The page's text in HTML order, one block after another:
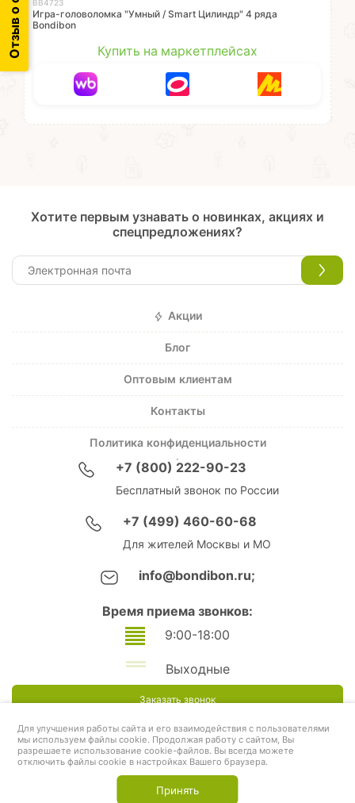
ВВ4723
Игра-головоломка "Умный / Smart Цилиндр" 4 ряда
Bondibon
Купить на маркетплейсах
Хотите первым узнавать о новинках, акциях и
спецпредложениях?
Акции
Блог
Оптовым клиентам
Контакты
Политика конфиденциальности
+7 (800) 222-90-23
Бесплатный звонок по России
+7 (499) 460-60-68
Для жителей Москвы и МО
info@bondibon.ru;
Время приема звонков:
9:00-18:00
Выходные
Заказать звонок
Для улучшения работы сайта и его взаимодействия с пользователями
мы используем файлы cookie. Продолжая работу с сайтом, Вы
разрешаете использование cookie-файлов. Вы всегда можете
отключить файлы cookie в настройках Вашего браузера.
Принять